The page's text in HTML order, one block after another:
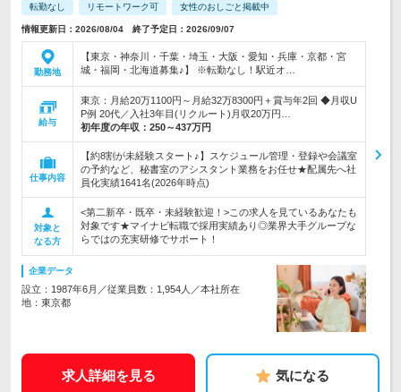
転勤なし リモートワーク可 女性のおしごと掲載中
情報更新日：2026/08/04 終了予定日：2026/09/07
勤務地
【東京・神奈川・千葉・埼玉・大阪・愛知・兵庫・京都・宮
城・福岡・北海道募集♪】 ※転勤なし！駅近オ…
給与
東京：月給20万1100円～月給32万8300円＋賞与年2回 ◆月収U
P例 20代／入社3年目(リクルート)月収20万円…
初年度の年収： 250～437万円
仕事内容
【約8割が未経験スタート♪】スケジュール管理・登録や会議室
の予約など、秘書室のアシスタント業務をお任せ★配属先へ社
員化実績1641名(2026年時点)
対象と
なる方
<第二新卒・既卒・未経験歓迎！>この求人を見ているあなたも
対象です★マイナビ転職で採用実績あり◎業界大手グループな
らではの充実研修でサポート！
企業データ
設立：1987年6月／従業員数：1,954人／本社所在
地：東京都
求人詳細を見る 気になる